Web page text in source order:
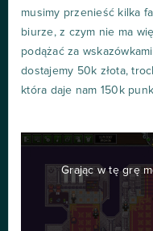
musimy przenieść kilka
biurze, z czym nie ma
podążać za
dostajemy 50k złota,
która daje nam 150k
Grając w tę grę